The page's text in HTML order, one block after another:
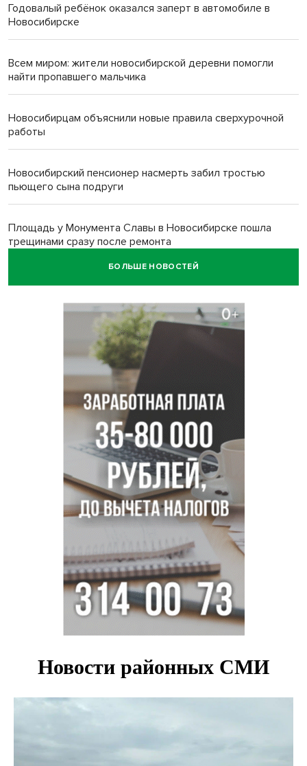
Годовалый ребёнок оказался заперт в автомобиле в
Новосибирске
Всем миром: жители новосибирской деревни помогли
найти пропавшего мальчика
Новосибирцам объяснили новые правила сверхурочной
работы
Новосибирский пенсионер насмерть забил тростью
пьющего сына подруги
Площадь у Монумента Славы в Новосибирске пошла
трещинами сразу после ремонта
БОЛЬШЕ НОВОСТЕЙ